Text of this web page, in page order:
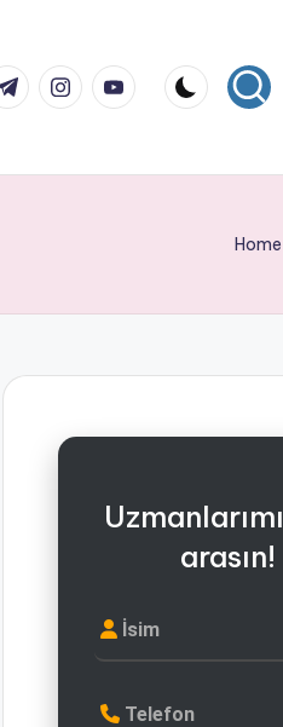
instagram.com
youtube.com
Home
arasın!
İsim
Telefon